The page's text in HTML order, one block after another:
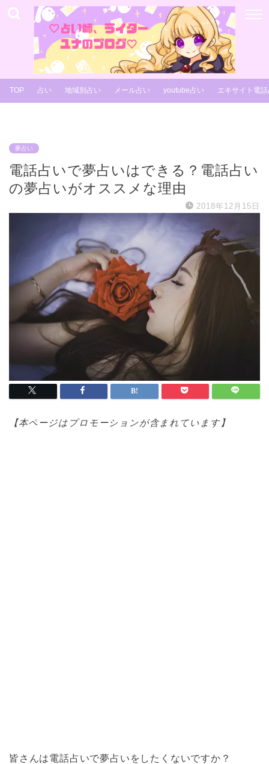
TOP 占い 地域別占い メール占い youtube占い エキサイト電
夢占い
電話占いで夢占いはできる？電話占い
の夢占いがオススメな理由
2018年12月15日
【本ページはプロモーションが含まれています】
皆さんは電話占いで夢占いをしたくないですか？